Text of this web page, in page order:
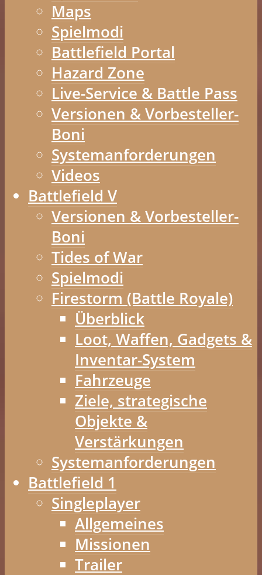
Maps
Spielmodi
Battlefield Portal
Hazard Zone
Live-Service & Battle Pass
Versionen & Vorbesteller-
Boni
Systemanforderungen
Videos
Battlefield V
Versionen & Vorbesteller-
Boni
Tides of War
Spielmodi
Firestorm (Battle Royale)
Überblick
Loot, Waffen, Gadgets &
Inventar-System
Fahrzeuge
Ziele, strategische
Objekte &
Verstärkungen
Systemanforderungen
Battlefield 1
Singleplayer
Allgemeines
Missionen
Trailer